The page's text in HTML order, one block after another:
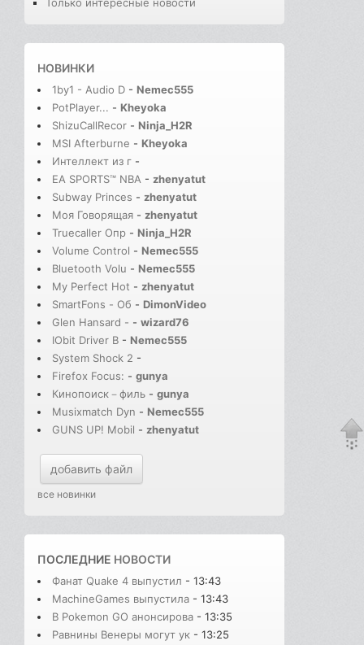
Только интересные новости
НОВИНКИ
1by1 - Audio D - Nemec555
PotPlayer... - Kheyoka
ShizuCallRecor - Ninja_H2R
MSI Afterburne - Kheyoka
Интеллект из г -
EA SPORTS™ NBA - zhenyatut
Subway Princes - zhenyatut
Моя Говорящая - zhenyatut
Truecaller Опр - Ninja_H2R
Volume Control - Nemec555
Bluetooth Volu - Nemec555
My Perfect Hot - zhenyatut
SmartFons - Об - DimonVideo
Glen Hansard - - wizard76
IObit Driver B - Nemec555
System Shock 2 -
Firefox Focus: - gunya
Кинопоиск－филь - gunya
Musixmatch Dyn - Nemec555
GUNS UP! Mobil - zhenyatut
добавить файл
все новинки
ПОСЛЕДНИЕ НОВОСТИ
Фанат Quake 4 выпустил - 13:43
MachineGames выпустила - 13:43
В Pokemon GO анонсирова - 13:35
Равнины Венеры могут ук - 13:25